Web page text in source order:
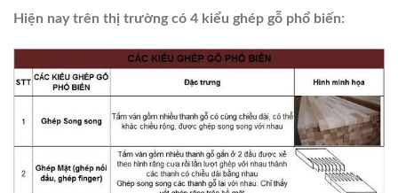
Hiện nay trên thị trường có 4 kiểu ghép gỗ phổ biến: